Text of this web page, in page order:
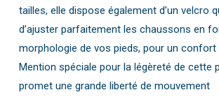
tailles, elle dispose également d’un velcro
d’ajuster parfaitement les chaussons en
morphologie de vos pieds, pour un confort
Mention spéciale pour la légèreté de cette
promet une grande liberté de mouvement